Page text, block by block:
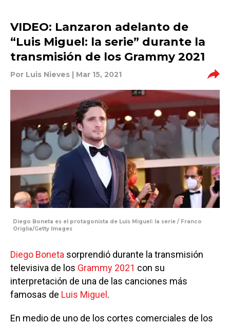
VIDEO: Lanzaron adelanto de
“Luis Miguel: la serie” durante la
transmisión de los Grammy 2021
Por Luis Nieves | Mar 15, 2021
Diego Boneta es el protagonista de Luis Miguel: la serie / Franco
Origlia/Getty Images
Diego Boneta sorprendió durante la transmisión
televisiva de los Grammy 2021 con su
interpretación de una de las canciones más
famosas de Luis Miguel.
En medio de uno de los cortes comerciales de los